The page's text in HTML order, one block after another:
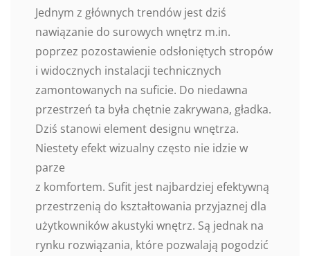
Jednym z głównych trendów jest dziś
nawiązanie do surowych wnętrz m.in.
poprzez pozostawienie odsłoniętych stropów
i widocznych instalacji technicznych
zamontowanych na suficie. Do niedawna
przestrzeń ta była chętnie zakrywana, gładka.
Dziś stanowi element designu wnętrza.
Niestety efekt wizualny często nie idzie w
parze
z komfortem. Sufit jest najbardziej efektywną
przestrzenią do kształtowania przyjaznej dla
użytkowników akustyki wnętrz. Są jednak na
rynku rozwiązania, które pozwalają pogodzić